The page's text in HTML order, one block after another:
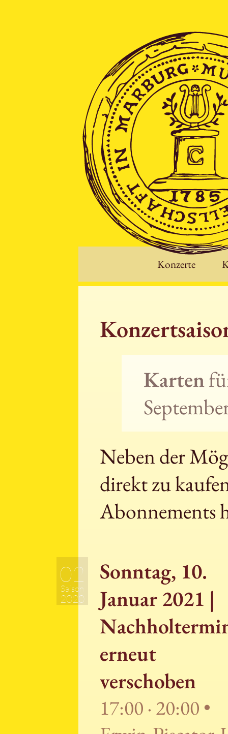
Konzerte
Karten
Neben der
direkt zu
Abonnements
02
Saison
2020
Sonntag, 10.
Januar 2021 |
erneut
verschoben
17:00 · 20:00 •